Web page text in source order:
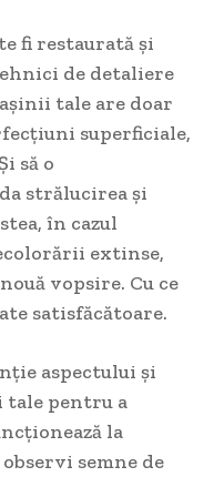
fi restaurată și
de detaliere
tale are doar
superficiale,
să o
strălucirea și
în cazul
extinse,
vopsire. Cu ce
satisfăcătoare.
aspectului și
pentru a
la
semne de